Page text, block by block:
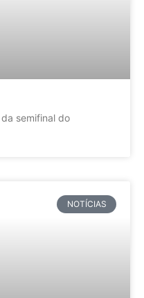
semifinal do
NOTÍCIAS